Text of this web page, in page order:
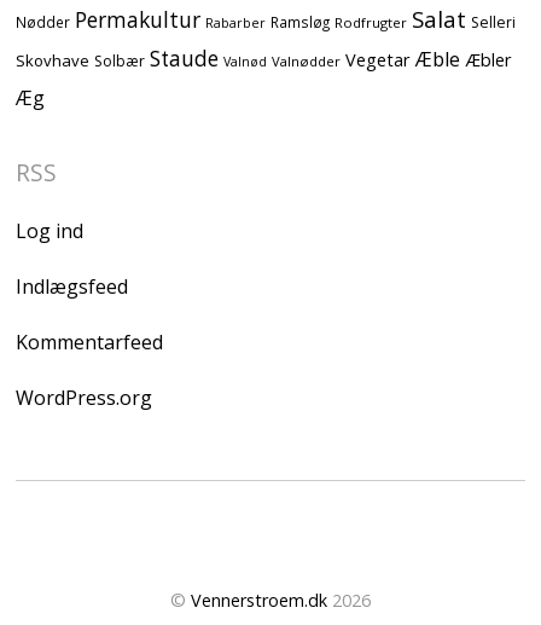
Nødder Permakultur Rabarber Ramsløg Rodfrugter Salat Selleri
Skovhave Solbær Staude Valnød Valnødder Vegetar Æble Æbler
Æg
RSS
Log ind
Indlægsfeed
Kommentarfeed
WordPress.org
© Vennerstroem.dk2026